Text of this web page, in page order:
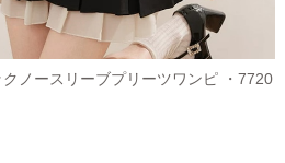
ノースリーブプリーツワンピ ・7720